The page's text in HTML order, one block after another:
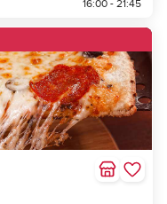
16:00 - 21:45